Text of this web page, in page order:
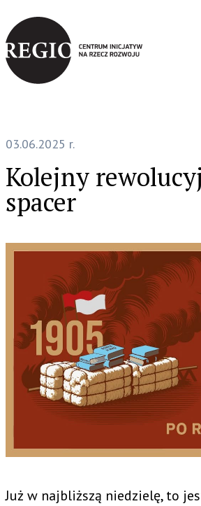
Gra
03.06.2025 r.
Kolejny
spacer
Już w najbliższą niedzielę, to